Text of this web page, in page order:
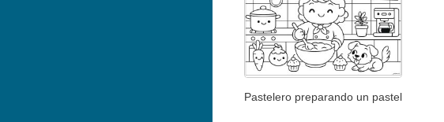
Pastelero preparando un pastel